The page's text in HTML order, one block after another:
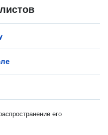
его